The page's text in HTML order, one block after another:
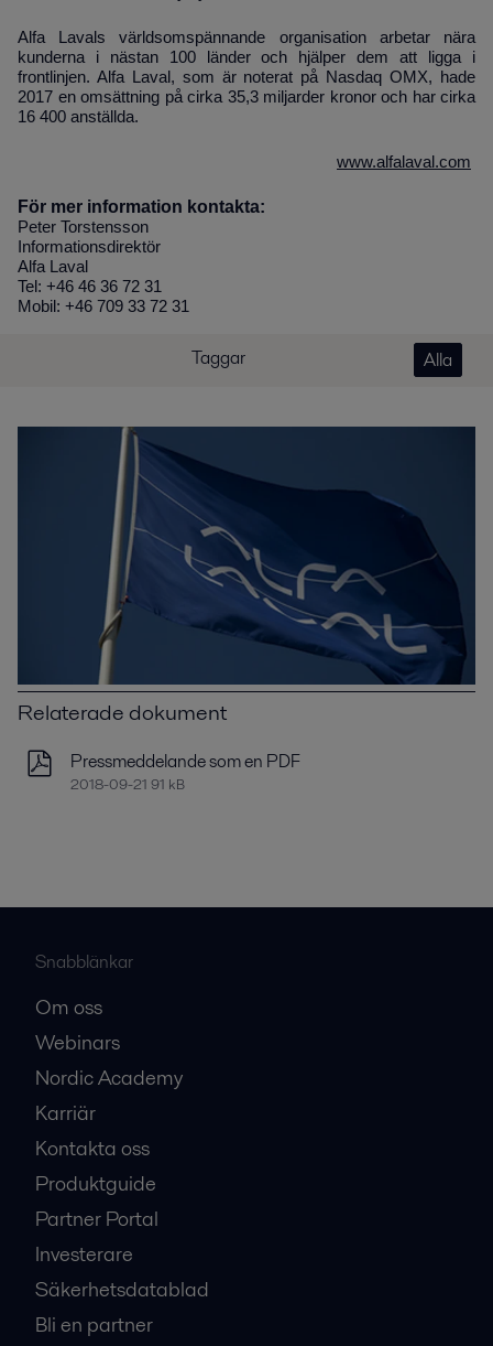
Alfa Lavals världsomspännande organisation arbetar nära
kunderna i nästan 100 länder och hjälper dem att ligga i
frontlinjen. Alfa Laval, som är noterat på Nasdaq OMX, hade
2017 en omsättning på cirka 35,3 miljarder kronor och har cirka
16 400 anställda.
www.alfalaval.com
För mer information kontakta:
Peter Torstensson
Informationsdirektör
Alfa Laval
Tel: +46 46 36 72 31
Mobil: +46 709 33 72 31
Taggar Alla
Relaterade dokument
Pressmeddelande som en PDF
2018-09-21 91 kB
Snabblänkar
Om oss
Webinars
Nordic Academy
Karriär
Kontakta oss
Produktguide
Partner Portal
Investerare
Säkerhetsdatablad
Bli en partner